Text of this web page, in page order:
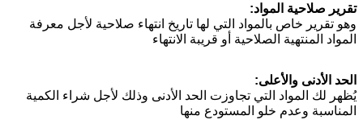
تقرير صلاحية المواد:
وهو تقرير خاص بالمواد التي لها تاريخ انتهاء صلاحية لأجل معرفة
المواد المنتهية الصلاحية أو قريبة الانتهاء
الحد الأدنى والأعلى:
يُظهر لك المواد التي تجاوزت الحد الأدنى وذلك لأجل شراء الكمية
المناسبة وعدم خلو المستودع منها